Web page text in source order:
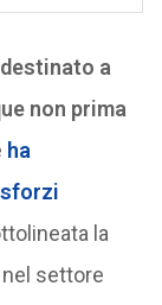
a
non prima
ha
sforzi
la
settore